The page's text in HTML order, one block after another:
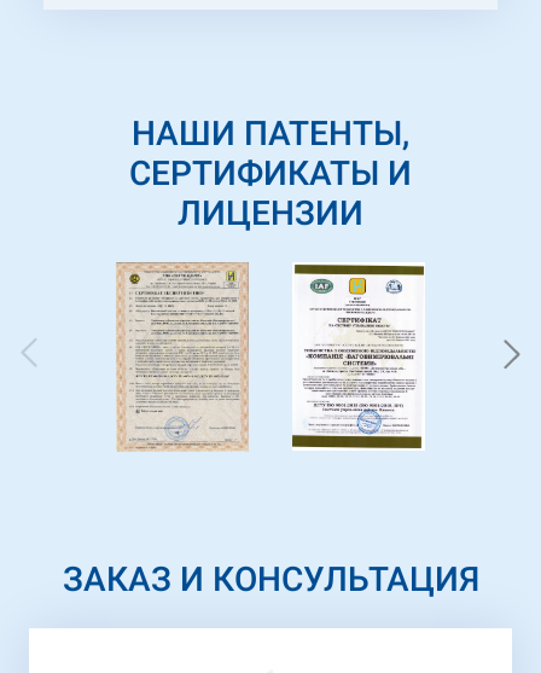
НАШИ ПАТЕНТЫ,
СЕРТИФИКАТЫ И
ЛИЦЕНЗИИ
ЗАКАЗ И КОНСУЛЬТАЦИЯ